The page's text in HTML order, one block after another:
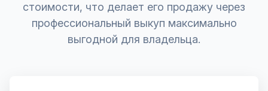
стоимости, что делает его продажу через
профессиональный выкуп максимально
выгодной для владельца.